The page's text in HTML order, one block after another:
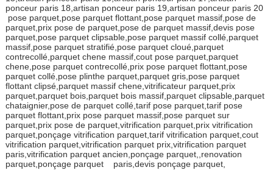
ponceur paris 18,artisan ponceur paris 19,artisan ponceur paris 20
pose parquet,pose parquet flottant,pose parquet massif,pose de
parquet,prix pose de parquet,pose de parquet massif,devis pose
parquet,pose parquet clipsable,pose parquet massif collé,parquet
massif,pose parquet stratifié,pose parquet cloué,parquet
contrecollé,parquet chene massif,cout pose parquet,parquet
chene,pose parquet contrecollé,prix pose parquet flottant,pose
parquet collé,pose plinthe parquet,parquet gris,pose parquet
flottant clipsé,parquet massif chene,vitrificateur parquet,prix
parquet,parquet bois,parquet bois massif,parquet clipsable,parquet
chataignier,pose de parquet collé,tarif pose parquet,tarif pose
parquet flottant,prix pose parquet massif,pose parquet sur
parquet,prix pose de parquet,vitrification parquet,prix vitrification
parquet,ponçage vitrification parquet,tarif vitrification parquet,cout
vitrification parquet,vitrification parquet prix,vitrification parquet
paris,vitrification parquet ancien,ponçage parquet,,renovation
parquet,ponçage parquet paris,devis ponçage parquet,